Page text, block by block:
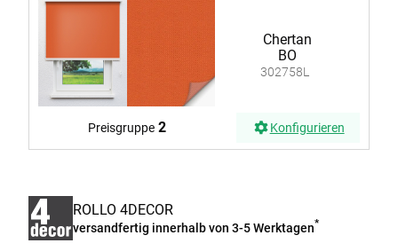
Chertan
BO
302758L
Preisgruppe 2 Konfigurieren
ROLLO 4DECOR
versandfertig innerhalb von 3-5 Werktagen*